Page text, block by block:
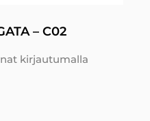
– C02
kirjautumalla